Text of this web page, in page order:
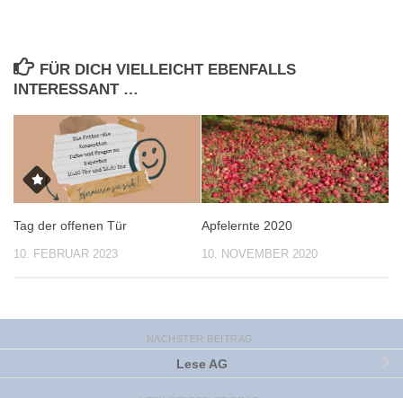
FÜR DICH VIELLEICHT EBENFALLS
INTERESSANT …
Tag der offenen Tür
10. FEBRUAR 2023
Apfelernte 2020
10. NOVEMBER 2020
NÄCHSTER BEITRAG
Lese AG